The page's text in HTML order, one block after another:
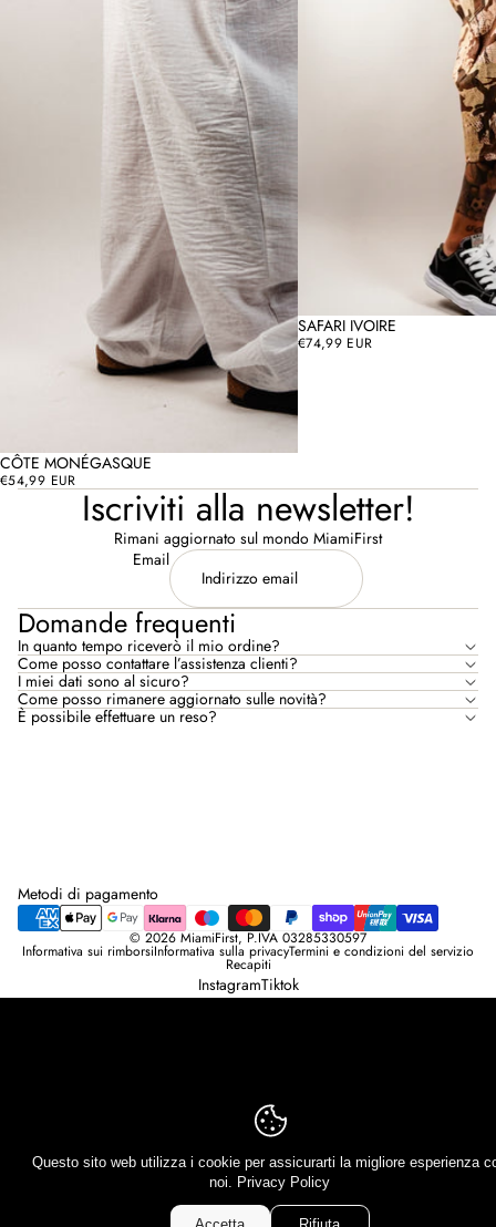
ESAURITO
CÔTE MONÉGASQUE
€54,99 EUR
SAFARI IVOIRE
€74,99 EUR
Iscriviti alla newsletter!
Rimani aggiornato sul mondo MiamiFirst
Email
Domande frequenti
In quanto tempo riceverò il mio ordine?
Come posso contattare l’assistenza clienti?
I miei dati sono al sicuro?
Come posso rimanere aggiornato sulle novità?
È possibile effettuare un reso?
Metodi di pagamento
© 2026 MiamiFirst, P.IVA 03285330597
Informativa sui rimborsiInformativa sulla privacyTermini e condizioni del servizio
Recapiti
InstagramTiktok
Questo sito web utilizza i cookie per assicurarti la migliore esperienza
noi. Privacy Policy